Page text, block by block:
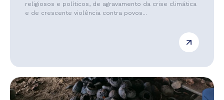
religiosos e políticos, de agravamento da crise climática
e de crescente violência contra povos...